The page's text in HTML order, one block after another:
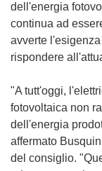
dell'energia
continua ad
avverte
rispondere
"A tutt'oggi,
fotovoltaica non
dell'energia
affermato
del consiglio.